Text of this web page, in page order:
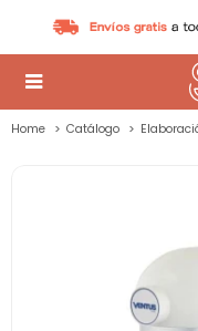

Home Catálogo